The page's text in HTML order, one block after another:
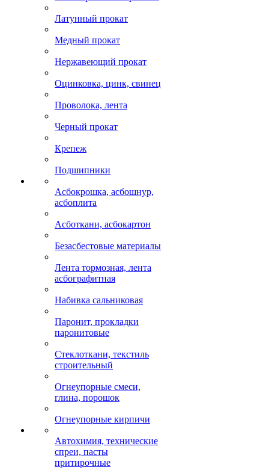
Латунный прокат
Медный прокат
Нержавеющий прокат
Оцинковка, цинк, свинец
Проволока, лента
Черный прокат
Крепеж
Подшипники
Асбокрошка, асбошнур,
асбоплита
Асботкани, асбокартон
Безасбестовые материалы
Лента тормозная, лента
асбографитная
Набивка сальниковая
Паронит, прокладки
паронитовые
Стеклоткани, текстиль
строительный
Огнеупорные смеси,
глина, порошок
Огнеупорные кирпичи
Автохимия, технические
спреи, пасты
притирочные